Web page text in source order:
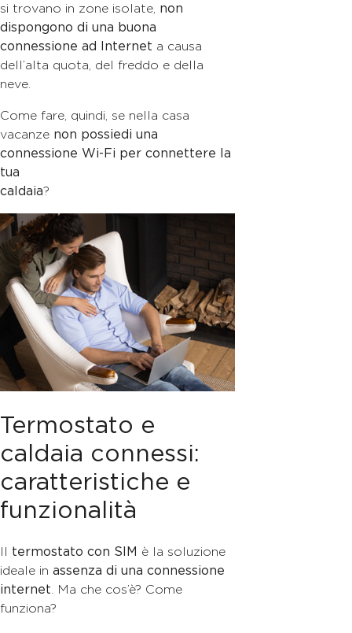
si trovano in zone isolate, non
dispongono di una buona
connessione ad Internet a causa
dell’alta quota, del freddo e della
neve.
Come fare, quindi, se nella casa
vacanze non possiedi una
connessione Wi-Fi per connettere la
tua
caldaia
Termostato e
caldaia connessi:
caratteristiche e
funzionalità
Il termostato con SIM è la soluzione
ideale in assenza di una connessione
internet. Ma che cos’è? Come
funziona?